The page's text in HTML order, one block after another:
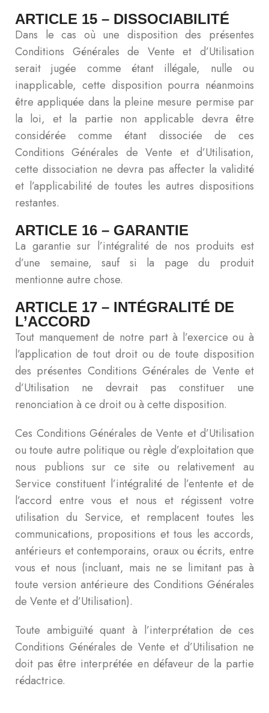
ARTICLE 15 – DISSOCIABILITÉ
Dans le cas où une disposition des présentes
Conditions Générales de Vente et d’Utilisation
serait jugée comme étant illégale, nulle ou
inapplicable, cette disposition pourra néanmoins
être appliquée dans la pleine mesure permise par
la loi, et la partie non applicable devra être
considérée comme étant dissociée de ces
Conditions Générales de Vente et d’Utilisation,
cette dissociation ne devra pas affecter la validité
et l’applicabilité de toutes les autres dispositions
restantes.
ARTICLE 16 – GARANTIE
La garantie sur l’intégralité de nos produits est
d’une semaine, sauf si la page du produit
mentionne autre chose.
ARTICLE 17 – INTÉGRALITÉ DE
L’ACCORD
Tout manquement de notre part à l’exercice ou à
l’application de tout droit ou de toute disposition
des présentes Conditions Générales de Vente et
d’Utilisation ne devrait pas constituer une
renonciation à ce droit ou à cette disposition.
Ces Conditions Générales de Vente et d’Utilisation
ou toute autre politique ou règle d’exploitation que
nous publions sur ce site ou relativement au
Service constituent l’intégralité de l’entente et de
l’accord entre vous et nous et régissent votre
utilisation du Service, et remplacent toutes les
communications, propositions et tous les accords,
antérieurs et contemporains, oraux ou écrits, entre
vous et nous (incluant, mais ne se limitant pas à
toute version antérieure des Conditions Générales
de Vente et d’Utilisation).
Toute ambiguïté quant à l’interprétation de ces
Conditions Générales de Vente et d’Utilisation ne
doit pas être interprétée en défaveur de la partie
rédactrice.